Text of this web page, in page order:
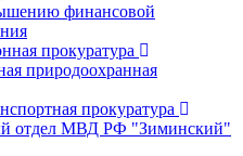
финансовой
прокуратура
природоохранная
прокуратура
отдел МВД РФ "Зиминский"